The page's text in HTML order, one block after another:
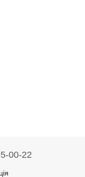
00-22